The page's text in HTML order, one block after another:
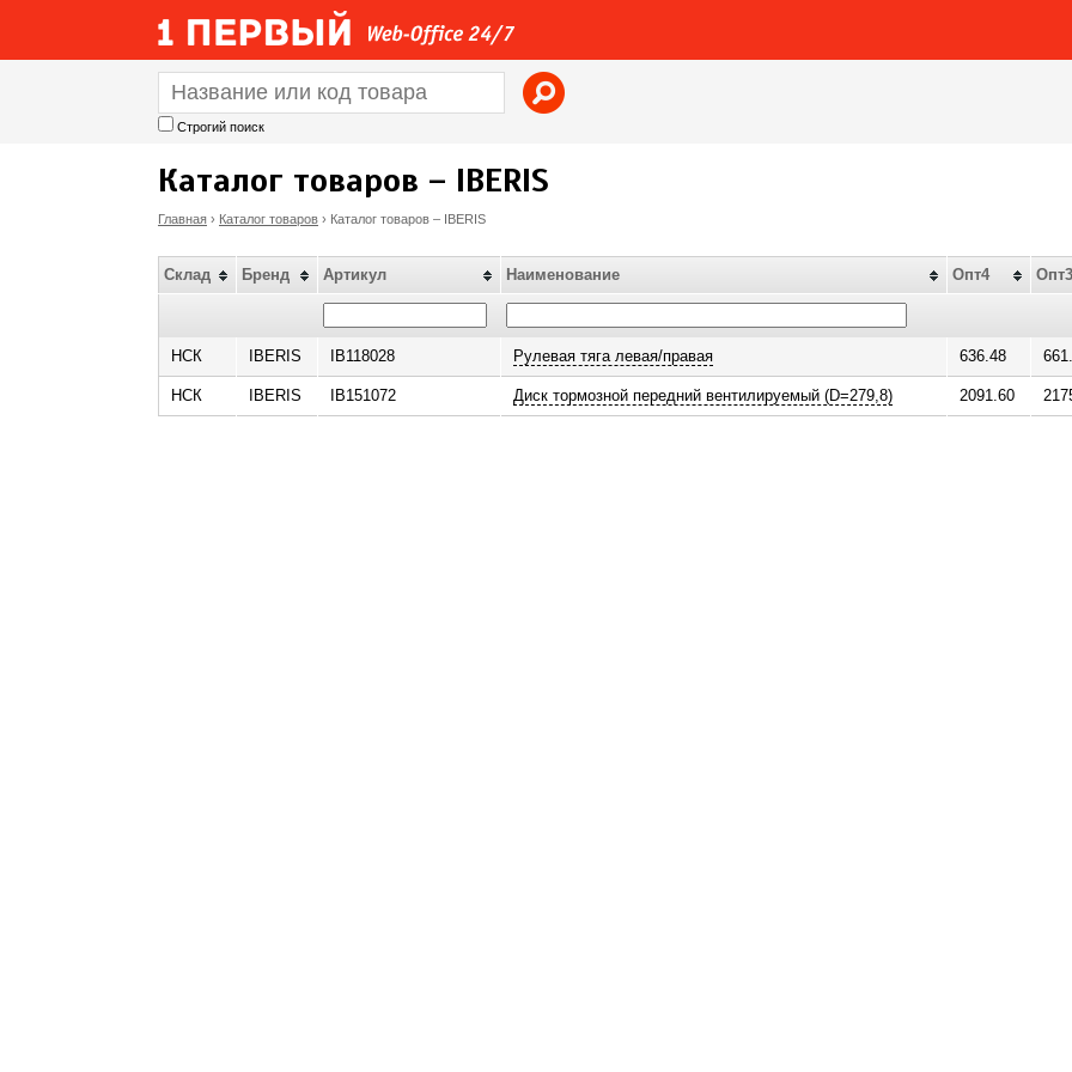
Строгий поиск
Каталог товаров – IBERIS
В
ы
д
Главная › Каталог товаров › Каталог товаров – IBERIS
Склад Бренд Артикул Наименование Опт4 Опт3
НСК IBERIS IB118028 Рулевая тяга левая/правая 636.48
НСК IBERIS IB151072 Диск тормозной передний вентилируемый (D=279,8) 2091.60